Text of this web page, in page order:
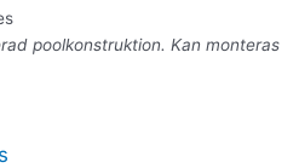
poolkonstruktion. Kan monteras